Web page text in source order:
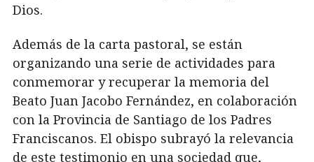
Dios.
Además de la carta pastoral, se están
organizando una serie de actividades para
conmemorar y recuperar la memoria del
Beato Juan Jacobo Fernández, en colaboración
con la Provincia de Santiago de los Padres
Franciscanos. El obispo subrayó la relevancia
de este testimonio en una sociedad que,